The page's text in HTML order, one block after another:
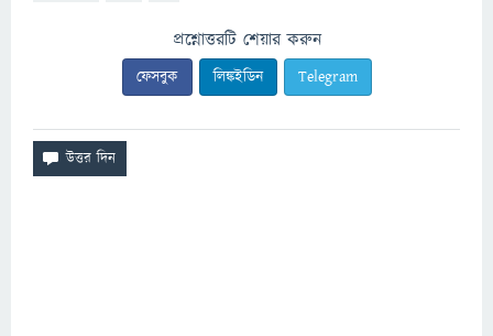
প্রশ্নোত্তরটি শেয়ার করুন
ফেসবুক লিঙ্কইডিন Telegram